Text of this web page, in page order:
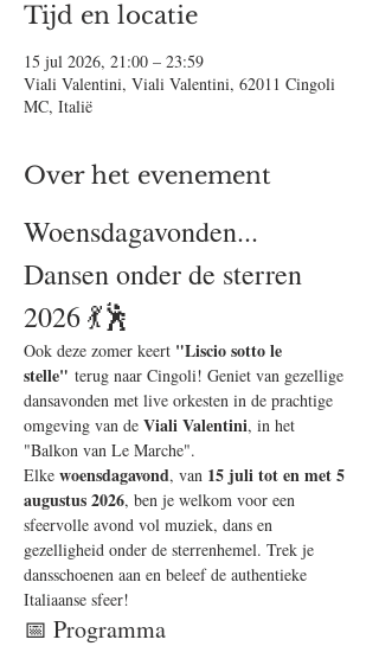
Tijd en locatie
15 jul 2026, 21:00 – 23:59
Viali Valentini, Viali Valentini, 62011 Cingoli
MC, Italië
Over het evenement
Woensdagavonden...
Dansen onder de sterren
2026 💃🕺
Ook deze zomer keert "Liscio sotto le
stelle" terug naar Cingoli! Geniet van gezellige
dansavonden met live orkesten in de prachtige
omgeving van de Viali Valentini, in het
"Balkon van Le Marche".
Elke woensdagavond, van 15 juli tot en met 5
augustus 2026, ben je welkom voor een
sfeervolle avond vol muziek, dans en
gezelligheid onder de sterrenhemel. Trek je
dansschoenen aan en beleef de authentieke
Italiaanse sfeer!
📅 Programma